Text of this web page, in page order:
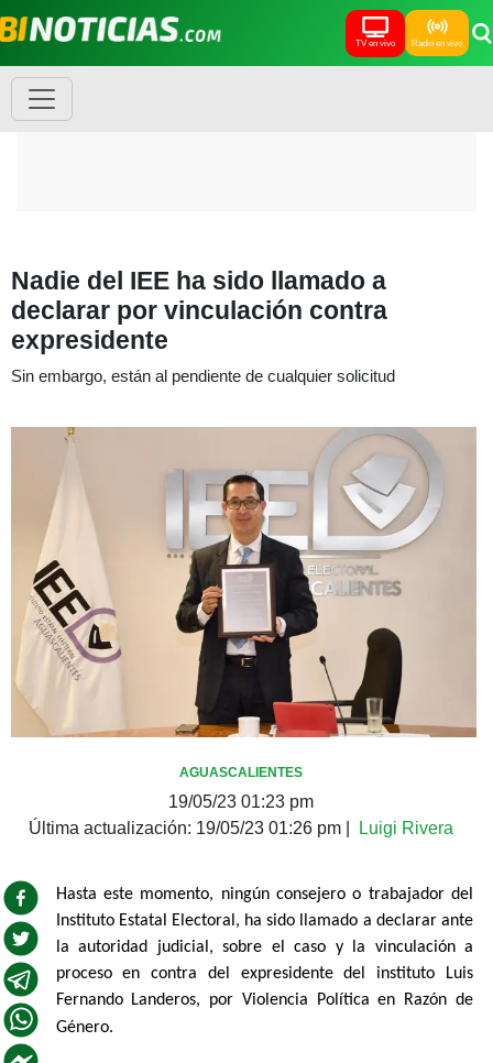
TV en vivo Radio en vivo
Nadie del IEE ha sido llamado a
declarar por vinculación contra
expresidente
Sin embargo, están al pendiente de cualquier solicitud
AGUASCALIENTES
19/05/23 01:23 pm
Última actualización: 19/05/23 01:26 pm Luigi Rivera
Hasta este momento, ningún consejero o trabajador del
Instituto Estatal Electoral, ha sido llamado a declarar ante
la autoridad judicial, sobre el caso y la vinculación a
proceso en contra del expresidente del instituto Luis
Fernando Landeros, por Violencia Política en Razón de
Género.